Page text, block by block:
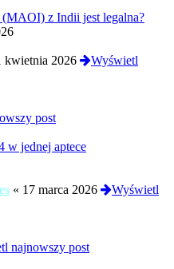
z Indii jest legalna?
kwietnia 2026
Wyświetl
post
w jednej aptece
« 17 marca 2026
Wyświetl
najnowszy post